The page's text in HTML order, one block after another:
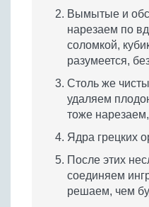
Вымытые и
нарезаем по
соломкой,
разумеется,
Столь же
удаляем
тоже
Ядра грецких
После этих
соединяем
решаем, чем